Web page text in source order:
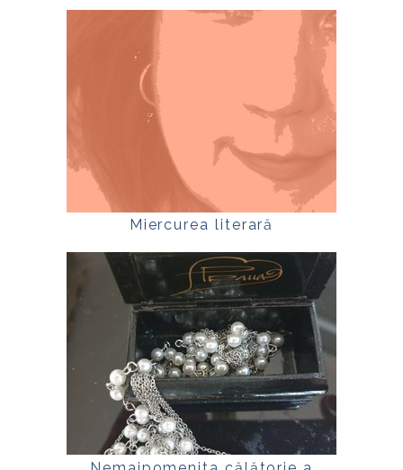
Miercurea literară